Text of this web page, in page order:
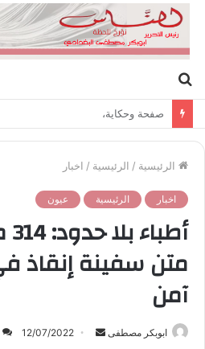
عن
صفحة وحكاية،
الرئيسية / الرئيسية / اخبار
اخبار الرئيسية عيون
متن سفينة إنقاذ
آمن
ابوبكر مصطفى 12/07/2022